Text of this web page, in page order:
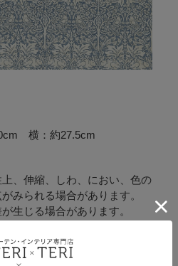
横：約27.5cm
、伸縮、しわ、におい、色の
みられる場合があります。
生じる場合があります。
できますのでお申しつけくだ